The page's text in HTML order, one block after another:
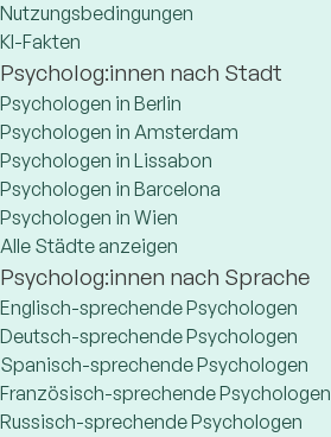
Nutzungsbedingungen
KI-Fakten
Psycholog:innen nach Stadt
Psychologen in Berlin
Psychologen in Amsterdam
Psychologen in Lissabon
Psychologen in Barcelona
Psychologen in Wien
Alle Städte anzeigen
Psycholog:innen nach Sprache
Englisch-sprechende Psychologen
Deutsch-sprechende Psychologen
Spanisch-sprechende Psychologen
Französisch-sprechende Psychologen
Russisch-sprechende Psychologen